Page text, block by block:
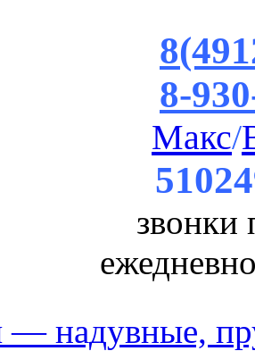
8-
Макс/
звонки
— надувные,